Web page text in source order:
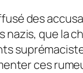
des
nazis, que la
ces